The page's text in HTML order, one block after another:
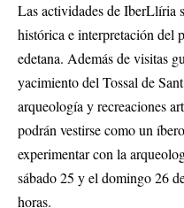
Las actividades de IberLlíria
histórica e interpretación del
edetana. Además de visitas
yacimiento del Tossal de
arqueología y recreaciones
podrán vestirse como un
experimentar con la
sábado 25 y el domingo 26
horas.